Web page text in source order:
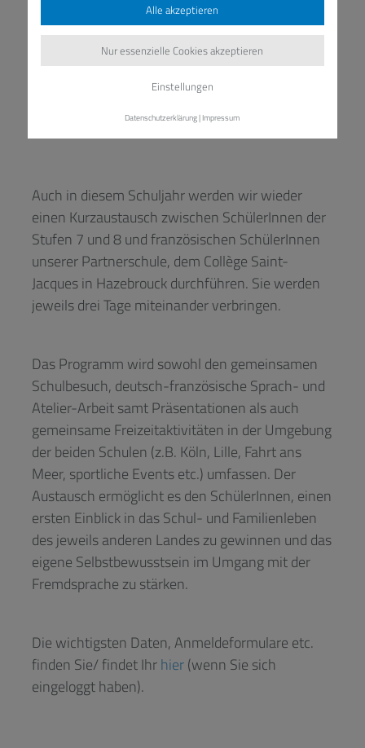
Auch in diesem Schuljahr werden wir wieder
einen Kurzaustausch zwischen SchülerInnen der
Stufen 7 und 8 und französischen SchülerInnen
unserer Partnerschule, dem Collège Saint-
Jacques in Hazebrouck durchführen. Sie werden
jeweils drei Tage miteinander verbringen.
Das Programm wird sowohl den gemeinsamen
Schulbesuch, deutsch-französische Sprach- und
Atelier-Arbeit samt Präsentationen als auch
gemeinsame Freizeitaktivitäten in der Umgebung
der beiden Schulen (z.B. Köln, Lille, Fahrt ans
Meer, sportliche Events etc.) umfassen. Der
Austausch ermöglicht es den SchülerInnen, einen
ersten Einblick in das Schul- und Familienleben
des jeweils anderen Landes zu gewinnen und das
eigene Selbstbewusstsein im Umgang mit der
Fremdsprache zu stärken.
Die wichtigsten Daten, Anmeldeformulare etc.
finden Sie/ findet Ihrhier(wenn Sie sich
eingeloggt haben).
Alle akzeptieren
Nur essenzielle Cookies akzeptieren
Einstellungen
Datenschutzerklärung|Impressum